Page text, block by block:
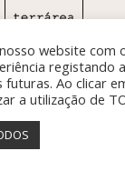
website com
registando
Ao clicar
a utilização de
SUBSCREVER